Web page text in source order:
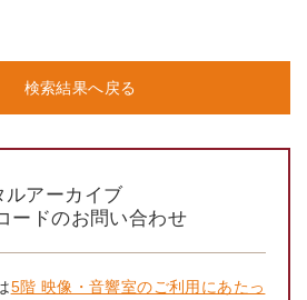
検索結果へ戻る
ルアーカイブ
ードのお問い合わせ
5階 映像・音響室のご利用にあたっ